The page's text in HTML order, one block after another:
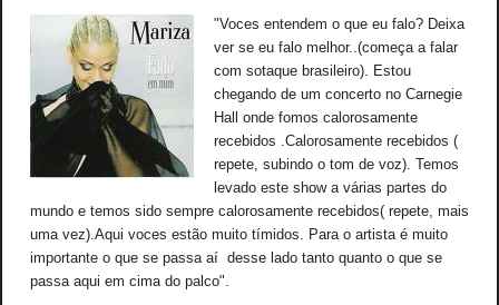
"Voces entendem o que eu falo? Deixa
ver se eu falo melhor..(começa a falar
com sotaque brasileiro). Estou
chegando de um concerto no Carnegie
Hall onde fomos calorosamente
recebidos .Calorosamente recebidos (
repete, subindo o tom de voz). Temos
levado este show a várias partes do
mundo e temos sido sempre calorosamente recebidos( repete, mais
uma vez).Aqui voces estão muito tímidos. Para o artista é muito
importante o que se passa aí desse lado tanto quanto o que se
passa aqui em cima do palco".